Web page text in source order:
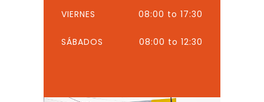
VIERNES 08:00 to 17:30
SÁBADOS 08:00 to 12:30